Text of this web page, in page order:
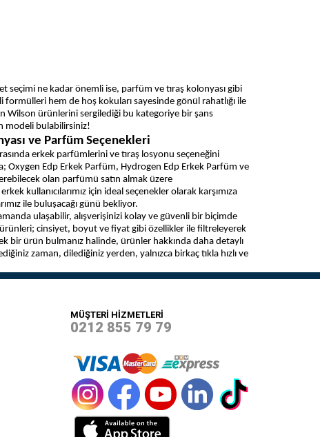
seçimi ne kadar önemli ise, parfüm ve tıraş kolonyası gibi
hem de hoş kokuları sayesinde gönül rahatlığı ile
Wilson ürünlerini sergilediği bu kategoriye bir şans
modeli bulabilirsiniz!
ve Parfüm Seçenekleri
erkek parfümlerini ve tıraş losyonu seçeneğini
Oxygen Edp Erkek Parfüm, Hydrogen Edp Erkek Parfüm ve
olan parfümü satın almak üzere
kullanıcılarımız için ideal seçenekler olarak karşımıza
ile buluşacağı günü bekliyor.
ulaşabilir, alışverişinizi kolay ve güvenli bir biçimde
cinsiyet, boyut ve fiyat gibi özellikler ile filtreleyerek
bir ürün bulmanız halinde, ürünler hakkında daha detaylı
zaman, dilediğiniz yerden, yalnızca birkaç tıkla hızlı ve
MÜŞTERİ HİZMETLERİ
0212 855 79 79